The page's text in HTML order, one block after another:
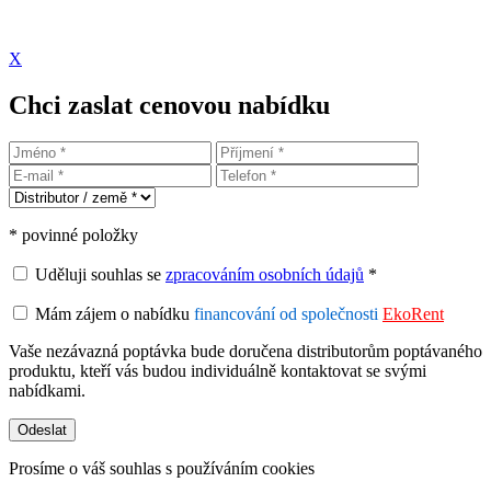
X
Chci zaslat cenovou nabídku
* povinné položky
Uděluji souhlas se zpracováním osobních údajů *
Mám zájem o nabídku financování od společnosti EkoRent
Vaše nezávazná poptávka bude doručena distributorům poptávaného
produktu, kteří vás budou individuálně kontaktovat se svými
nabídkami.
Prosíme o váš souhlas s používáním cookies